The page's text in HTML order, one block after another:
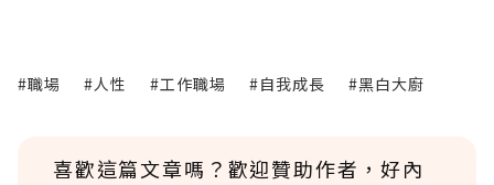
#職場 #人性 #工作職場 #自我成長 #黑白大廚
喜歡這篇文章嗎？歡迎贊助作者，好內